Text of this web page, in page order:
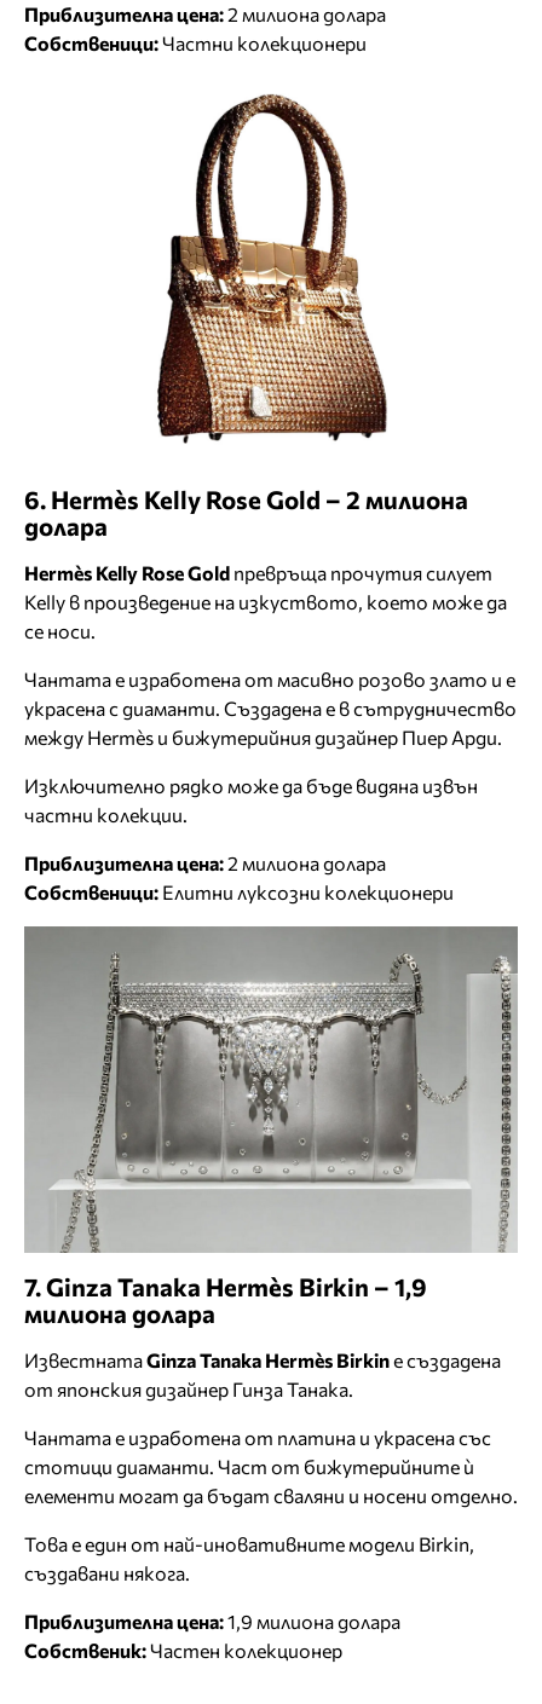
Приблизителна цена:2 милиона долара
Собственици:Частни колекционери
6. Hermès Kelly Rose Gold – 2 милиона
долара
Hermès Kelly Rose Gold превръща прочутия силует
Kelly в произведение на изкуството, което може да
се носи.
Чантата е изработена от масивно розово злато и е
украсена с диаманти. Създадена е в сътрудничество
между Hermès и бижутерийния дизайнер Пиер Арди.
Изключително рядко може да бъде видяна извън
частни колекции.
Приблизителна цена:2 милиона долара
Собственици: Елитни луксозни колекционери
7. Ginza Tanaka Hermès Birkin – 1,9
милиона долара
ИзвестнатаGinza Tanaka Hermès Birkinе създадена
от японския дизайнер Гинза Танака.
Чантата е изработена от платина и украсена със
стотици диаманти. Част от бижутерийните ѝ
елементи могат да бъдат сваляни и носени отделно.
Това е един от най-иновативните модели Birkin,
създавани някога.
Приблизителна цена:1,9 милиона долара
Собственик:Частен колекционер